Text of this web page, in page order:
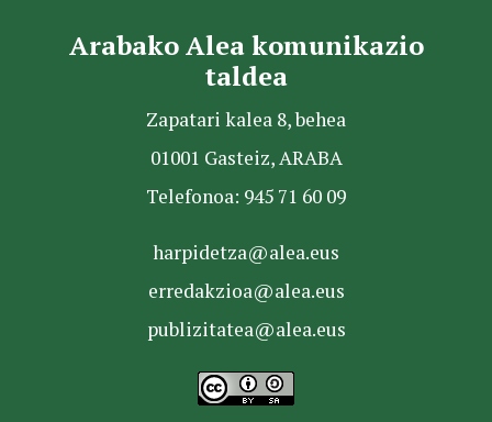
Arabako Alea komunikazio
taldea
Zapatari kalea 8, behea
01001 Gasteiz, ARABA
Telefonoa: 945 71 60 09
harpidetza@alea.eus
erredakzioa@alea.eus
publizitatea@alea.eus